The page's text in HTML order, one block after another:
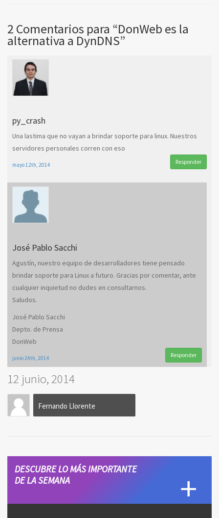
2 Comentarios para “DonWeb es la
alternativa a DynDNS”
py_crash
Una lastima que no vayan a brindar soporte para linux. Nuestros
servidores personales corren con eso
mayo 12th, 2014 Responder
José Pablo Sacchi
Agustín, nuestro equipo de desarrolladores tiene pensado
brindar soporte para Linux a futuro. Gracias por comentar, ante
cualquier inquietud no dudes en consultarnos.
Saludos.
José Pablo Sacchi
Depto. de Prensa
DonWeb
junio 24th, 2014 Responder
12 junio, 2014
Fernando Llorente
DESCUBRE LO MÁS IMPORTANTE
DE LA SEMANA